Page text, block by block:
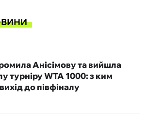
Анісімову та вийшла
турніру WTA 1000: з ким
до півфіналу